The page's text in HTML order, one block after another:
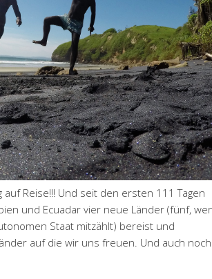
Reise!!! Und seit den ersten 111 Tagen
und Ecuadar vier neue Länder (fünf,
Staat mitzählt) bereist und
auf die wir uns freuen. Und auch